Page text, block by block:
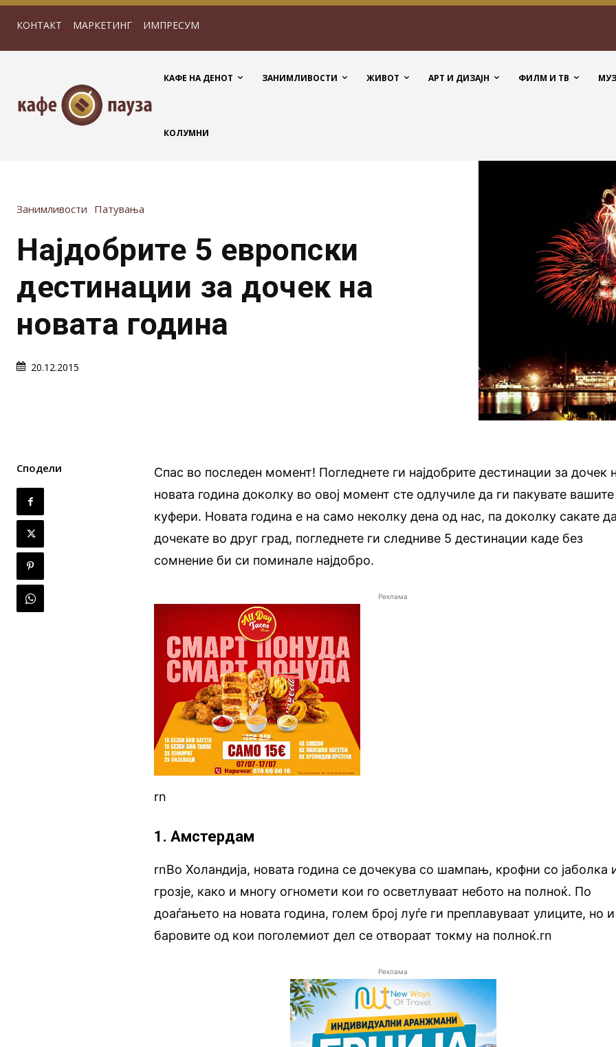
КОНТАКТ МАРКЕТИНГ ИМПРЕСУМ
КАФЕ НА ДЕНОТ ЗАНИМЛИВОСТИ ЖИВОТ АРТ И ДИЗАЈН ФИЛМ И ТВ
КОЛУМНИ
Занимливости Патувања
Најдобрите 5 европски
дестинации за дочек на
новата година
20.12.2015
Сподели
Спас во последен момент! Погледнете ги најдобрите дестинации за дочек
новата година доколку во овој момент сте одлучиле да ги пакувате вашите
куфери. Новата година е на само неколку дена од нас, па доколку сакате да
дочекате во друг град, погледнете ги следниве 5 дестинации каде без
сомнение би си поминале најдобро.
Реклама
rn
1. Амстердам
rnВо Холандија, новата година се дочекува со шампањ, крофни со јаболка
грозје, како и многу огномети кои го осветлуваат небото на полноќ. По
доаѓањето на новата година, голем број луѓе ги преплавуваат улиците, но и
баровите од кои поголемиот дел се отвораат токму на полноќ.rn
Реклама